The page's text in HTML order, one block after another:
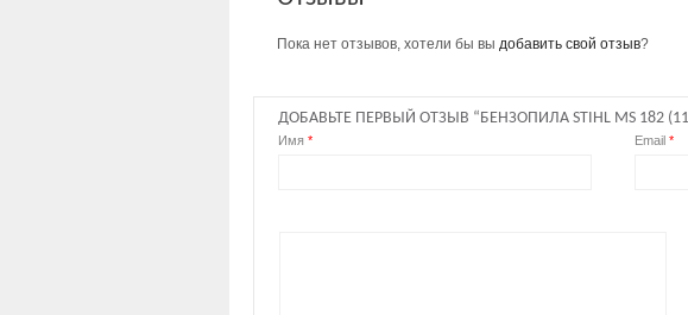
Пока нет отзывов, хотели бы вы добавить свой отзыв?
ДОБАВЬТЕ ПЕРВЫЙ ОТЗЫВ “БЕНЗОПИЛА STIHL MS 182
Имя * Email *